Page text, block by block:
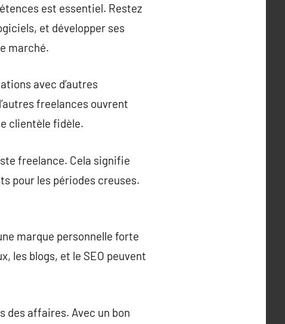
est essentiel. Restez
et développer ses
marché.
avec d’autres
freelances ouvrent
clientèle fidèle.
freelance. Cela signifie
pour les périodes creuses.
marque personnelle forte
les blogs, et le SEO peuvent
des affaires. Avec un bon